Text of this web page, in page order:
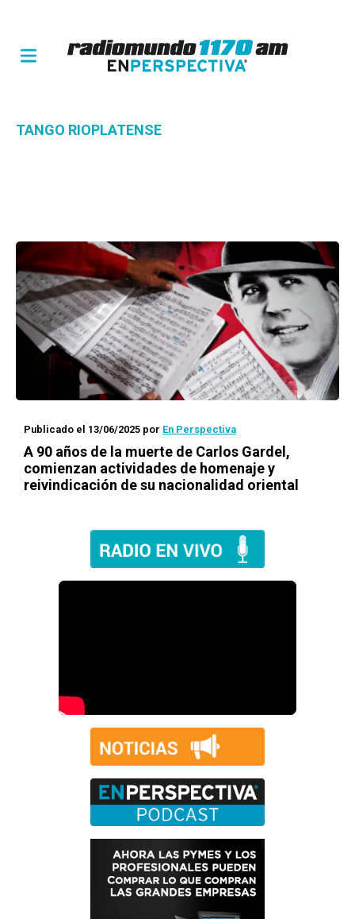
TANGO RIOPLATENSE
Publicado el 13/06/2025 por En Perspectiva
A 90 años de la muerte de Carlos Gardel,
comienzan actividades de homenaje y
reivindicación de su nacionalidad oriental